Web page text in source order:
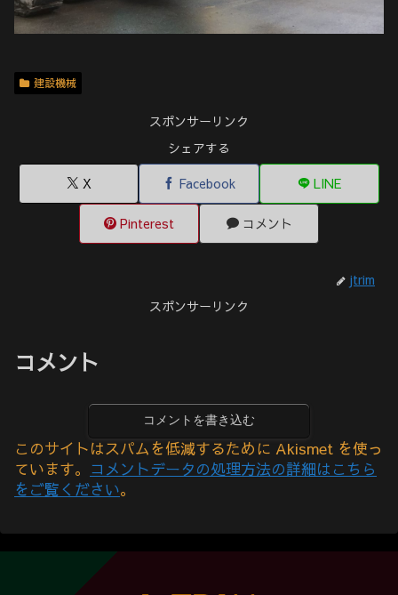
建設機械
スポンサーリンク
シェアする
X
Facebook LINE
Pinterest コメント
jtrim
スポンサーリンク
コメント
コメントを書き込む
このサイトはスパムを低減するために Akismet を使っ
ています。 コメントデータの処理方法の詳細はこちら
をご覧ください。